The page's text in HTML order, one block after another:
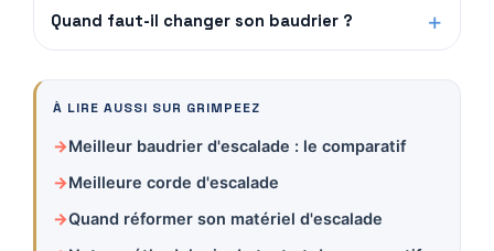
Quand faut-il changer son baudrier ?
À LIRE AUSSI SUR GRIMPEEZ
Meilleur baudrier d'escalade : le comparatif
Meilleure corde d'escalade
Quand réformer son matériel d'escalade